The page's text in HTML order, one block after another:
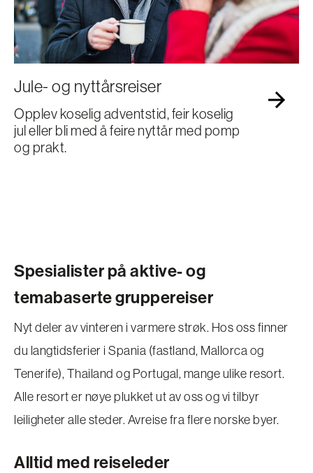
Jule- og nyttårsreiser
Opplev koselig adventstid, feir koselig
jul eller bli med å feire nyttår med pomp
og prakt.
Spesialister på aktive- og
temabaserte gruppereiser
Nyt deler av vinteren i varmere strøk. Hos oss finner
du langtidsferier i Spania (fastland, Mallorca og
Tenerife), Thailand og Portugal, mange ulike resort.
Alle resort er nøye plukket ut av oss og vi tilbyr
leiligheter alle steder. Avreise fra flere norske byer.
Alltid med reiseleder